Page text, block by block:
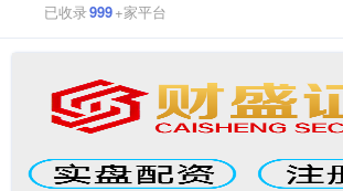
已收录999+家平台